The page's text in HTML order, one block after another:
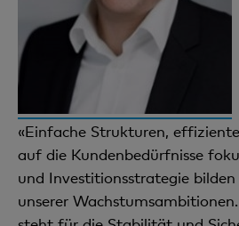
«Einfache Strukturen,
auf die Kundenbedürfnisse
und Investitionsstrategie
unserer